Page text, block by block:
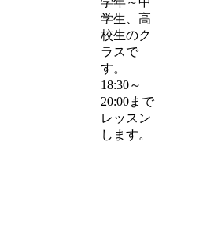
学生、高
校生のク
ラスで
す。
18:30～
20:00まで
レッスン
します。